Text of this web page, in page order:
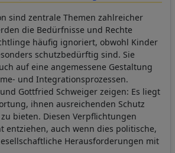
sind zentrale Themen zahlreicher
die Bedürfnisse und Rechte
häufig ignoriert, obwohl Kinder
schutzbedürftig sind. Sie
auf eine angemessene Gestaltung
und Integrationsprozessen.
Gottfried Schweiger zeigen: Es liegt
ihnen ausreichenden Schutz
bieten. Diesen Verpflichtungen
entziehen, auch wenn dies politische,
Herausforderungen mit